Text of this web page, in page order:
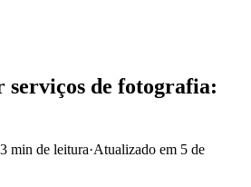
serviços de fotografia:
3 min de leitura·Atualizado em 5 de